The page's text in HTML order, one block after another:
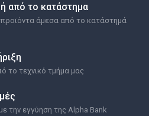
από το κατάστημα
άμεσα από το κατάστημά
το τεχνικό τμήμα μας
την εγγύηση της Alpha Bank